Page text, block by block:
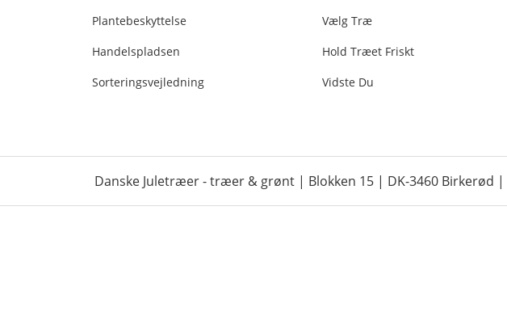
Plantebeskyttelse
Handelspladsen
Sorteringsvejledning
Vælg Træ
Hold Træet Friskt
Vidste Du
Danske Juletræer - træer & grønt | Blokken 15 | DK-3460 Birkerød |